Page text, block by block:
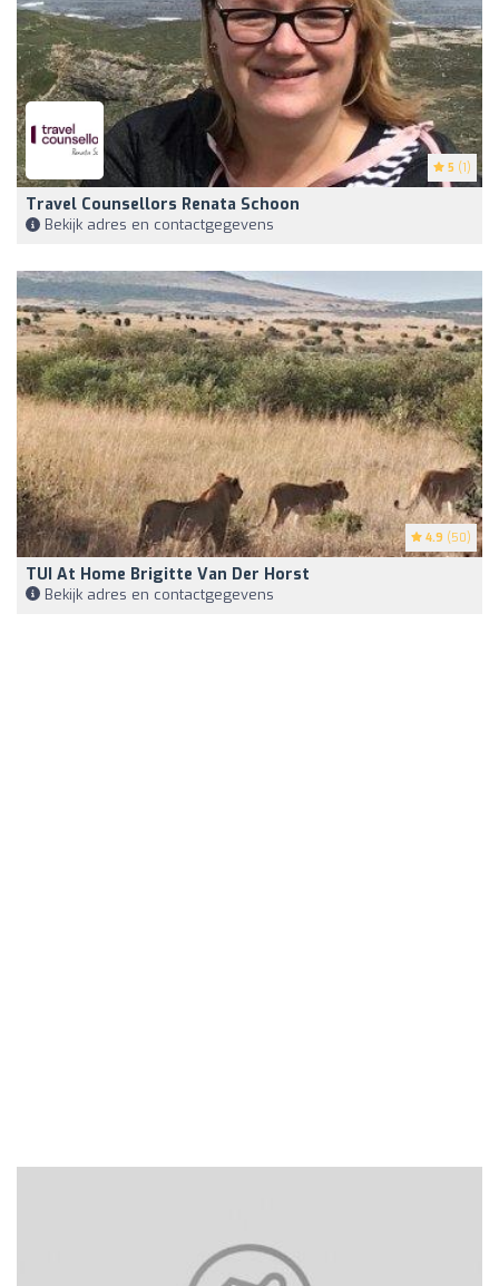
5 (1)
Travel Counsellors Renata Schoon
Bekijk adres en contactgegevens
4.9 (50)
TUI At Home Brigitte Van Der Horst
Bekijk adres en contactgegevens